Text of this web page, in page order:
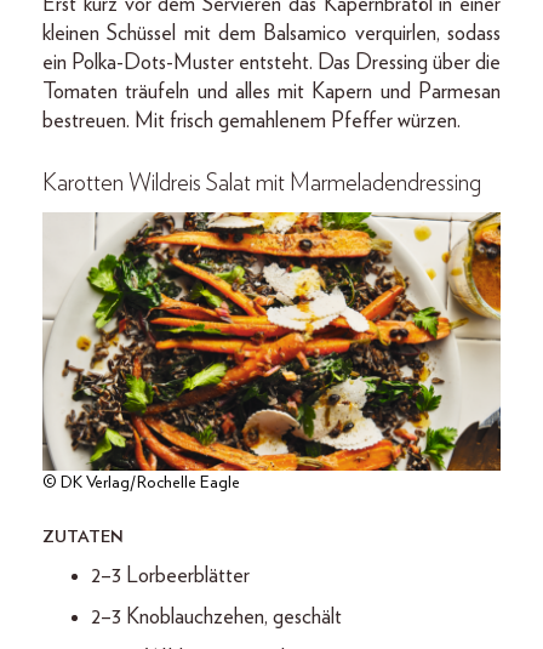
Erst kurz vor dem Servieren das Kapernbratöl in einer
kleinen Schüssel mit dem Balsamico verquirlen, sodass
ein Polka-Dots-Muster entsteht. Das Dressing über die
Tomaten träufeln und alles mit Kapern und Parmesan
bestreuen. Mit frisch gemahlenem Pfeffer würzen.
Karotten Wildreis Salat mit Marmeladendressing
© DK Verlag/Rochelle Eagle
ZUTATEN
2–3 Lorbeerblätter
2–3 Knoblauchzehen, geschält